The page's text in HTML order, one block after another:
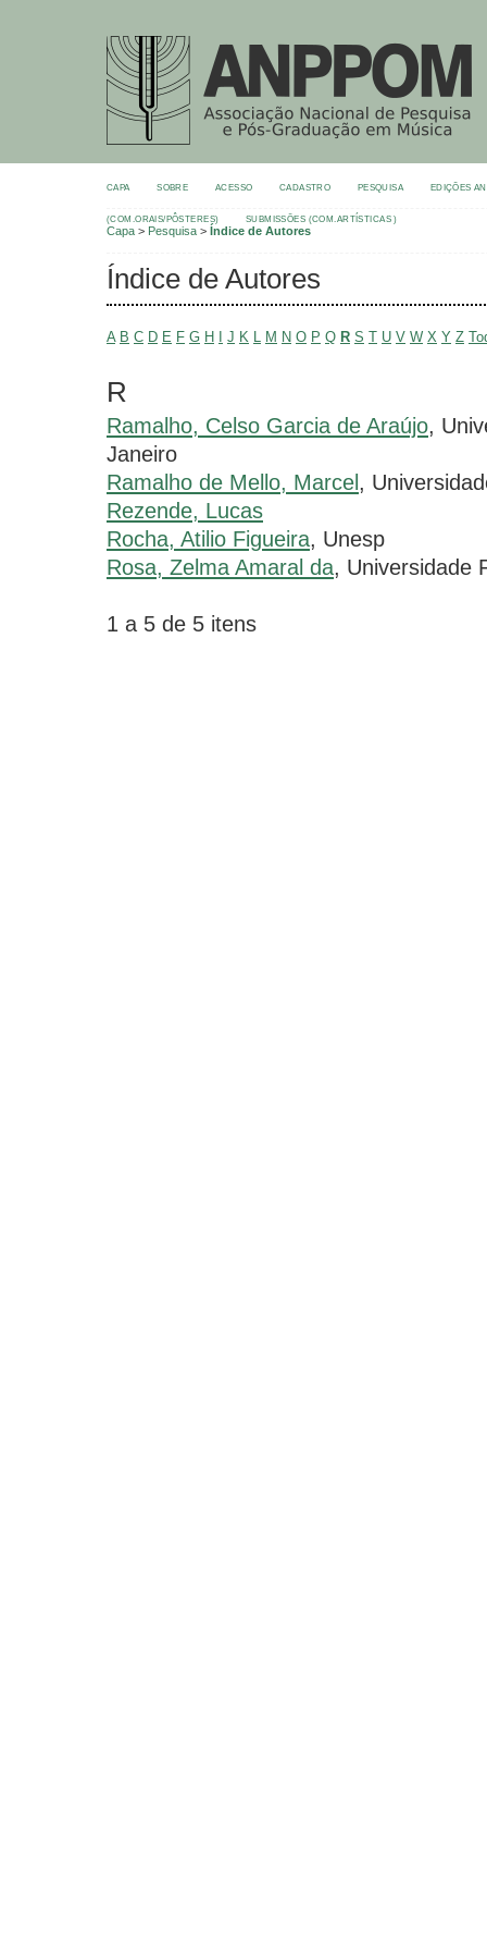
CAPA SOBRE ACESSO CADASTRO PESQUISA EDIÇÕES
(COM.ORAIS/PÔSTERES) SUBMISSÕES (COM.ARTÍSTICAS )
Capa > Pesquisa > Índice de Autores
Índice de Autores
A B C D E F G H J K L M N O P Q R S T U V W X Y Z
R
Ramalho, Celso Garcia de Araújo,
Janeiro
Ramalho de Mello, Marcel,
Rezende, Lucas
Rocha, Atilio Figueira, Unesp
Rosa, Zelma Amaral da, Universidade
1 a 5 de 5 itens